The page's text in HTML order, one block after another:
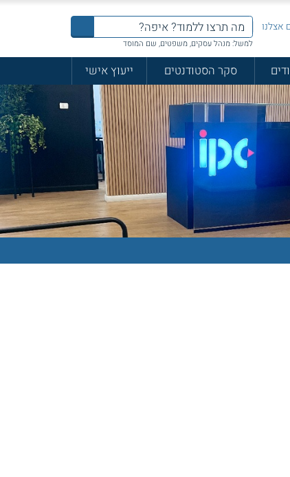
אצלנו
למשל: מנהל עסקים, משפטים, שם המוסד
סקר הסטודנטים
ייעוץ אישי